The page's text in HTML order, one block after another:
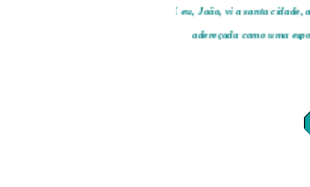
"E eu, João, vi a santa
adereçada como uma